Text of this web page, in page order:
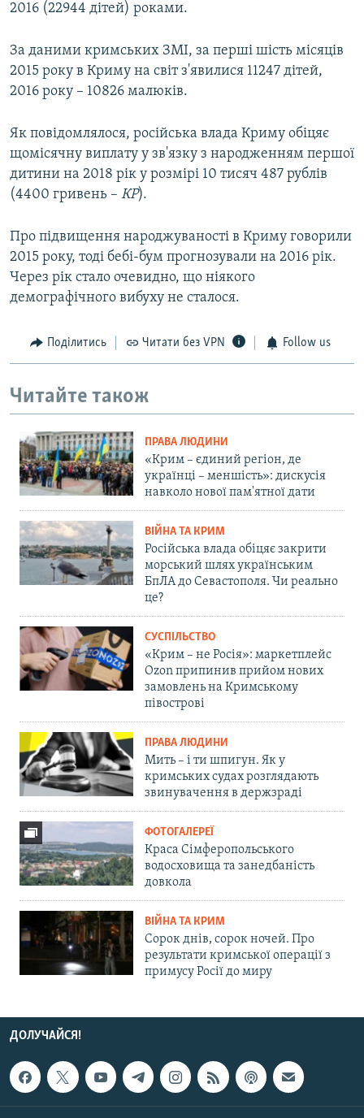
2016 (22944 дітей) роками.
За даними кримських ЗМІ, за перші шість місяців
2015 року в Криму на світ з'явилися 11247 дітей,
2016 року – 10826 малюків.
Як повідомлялося, російська влада Криму обіцяє
щомісячну виплату у зв'язку з народженням першої
дитини на 2018 рік у розмірі 10 тисяч 487 рублів
(4400 гривень – КР).
Про підвищення народжуваності в Криму говорили
2015 року, тоді бебі-бум прогнозували на 2016 рік.
Через рік стало очевидно, що ніякого
демографічного вибуху не сталося.
Поділитись Читати без VPN Follow us
Читайте також
ПРАВА ЛЮДИНИ
«Крим – єдиний регіон, де
українці – меншість»: дискусія
навколо нової пам'ятної дати
ВІЙНА ТА КРИМ
Російська влада обіцяє закрити
морський шлях українським
БпЛА до Севастополя. Чи реально
це?
СУСПІЛЬСТВО
«Крим – не Росія»: маркетплейс
Ozon припинив прийом нових
замовлень на Кримському
півострові
ПРАВА ЛЮДИНИ
Мить – і ти шпигун. Як у
кримських судах розглядають
звинувачення в держзраді
ФОТОГАЛЕРЕЇ
Краса Сімферопольського
водосховища та занедбаність
довкола
ВІЙНА ТА КРИМ
Сорок днів, сорок ночей. Про
результати кримської операції з
примусу Росії до миру
ДОЛУЧАЙСЯ!